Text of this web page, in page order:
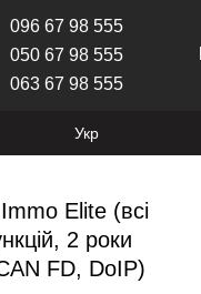
096 67 98 555
050 67 98 555
063 67 98 555
Укр
Elite (всі
2 роки
FD, DoIP)